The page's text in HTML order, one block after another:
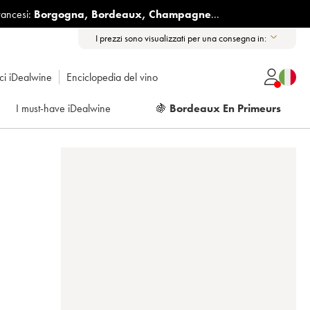
Borgogna, Bordeaux, Champagne...
I prezzi sono visualizzati per una consegna in:
iDealwine Enciclopedia del vino
I must-have iDealwine 🍇 Bordeaux En Primeurs